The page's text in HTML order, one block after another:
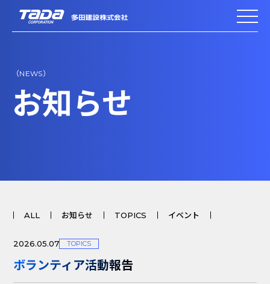
（NEWS）
お知らせ
ALL お知らせ TOPICS イベント
2026.05.07 TOPICS
ボランティア活動報告